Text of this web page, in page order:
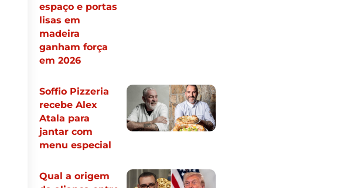
espaço e portas
lisas em
madeira
ganham força
em 2026
Soffio Pizzeria
recebe Alex
Atala para
jantar com
menu especial
Qual a origem